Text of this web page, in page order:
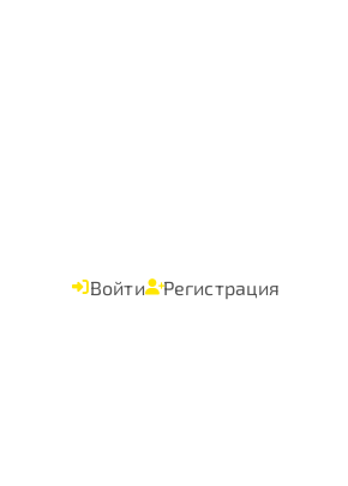
Войти Регистрация